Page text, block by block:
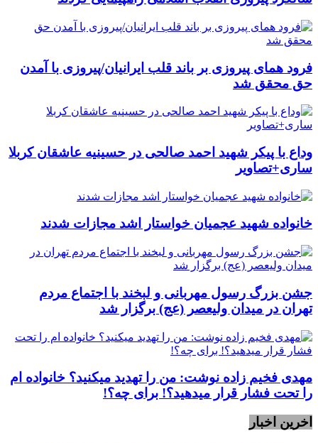
فرود همای پیروزی بر باند قلب ایرانیان/پیروزی با آمدن
حق محقق شد
وداع با پیکر شهید احمد صالحی‌ در حسینیه عاشقان کربلا
ساری+تصاویر
خانواده شهید عجمیان خواستار اشد مجازات شدند
جشن بزرگ رسول مهربانی و لبخند با اجتماع مردم
تهران در میدان ولیعصر (عج) برگزار شد
مهدی فخیم زاده نوشت: من را تهدید میکنید؟ خانواده ام
را‌ تحت فشار قرار میدهید؟! برای چه؟!
اخرین اخبار